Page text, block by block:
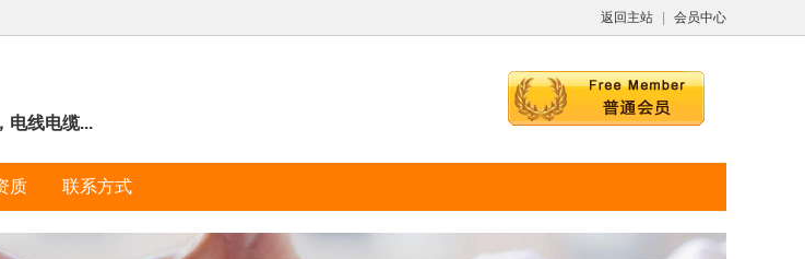
返回主站 会员中心
电线电缆...
质 联系方式